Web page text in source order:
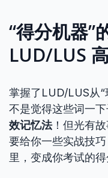
“得分机器”
LUD/LUS
掌握了LUD/LUS从“
不是觉得这些词一
效记忆法！但光有
要给你一些实战技
里，变成你考试的得